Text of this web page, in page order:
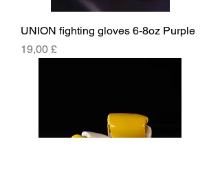
UNION fighting gloves 6-8oz Purple
Prezzo
19,00 £